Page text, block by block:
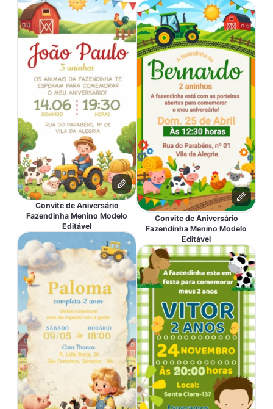
Convite de Aniversário
Fazendinha Menino Modelo
Editável
Convite de Aniversário
Fazendinha Menino Modelo
Editável